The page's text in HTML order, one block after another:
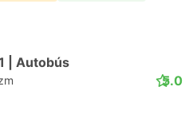
| Autobús
5.0